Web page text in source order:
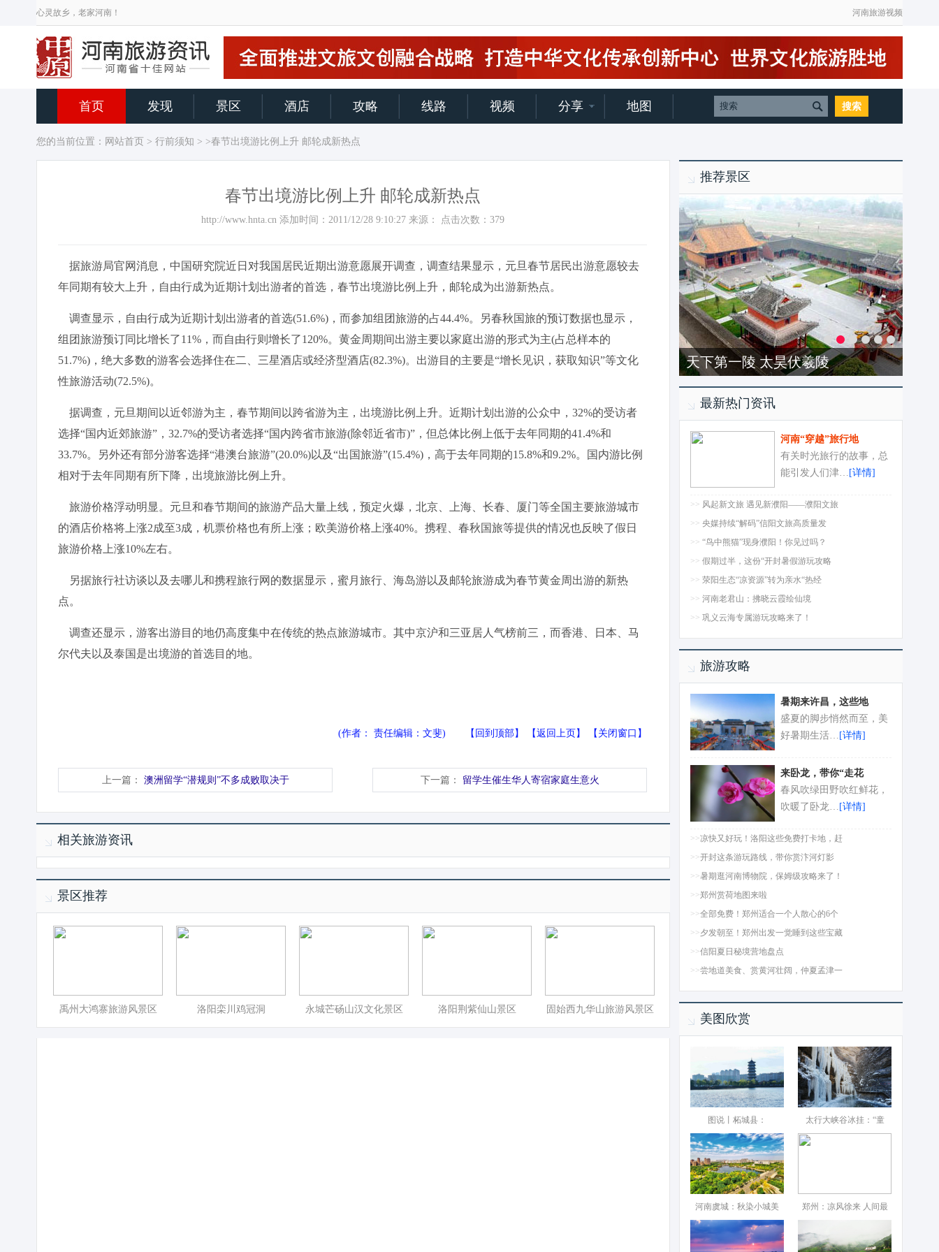
心灵故乡，老家河南！ 河南旅游视频
首页 发现 景区 酒店 攻略 线路 视频 分享 地图
您的当前位置： 网站首页 > 行前须知 > >春节出境游比例上升 邮轮成新热点
春节出境游比例上升 邮轮成新热点
http://www.hnta.cn 添加时间：2011/12/28 9:10:27 来源： 点击次数： 379
据旅游局官网消息，中国研究院近日对我国居民近期出游意愿展开调查，调查结果显示，元旦春节居民出游意愿较去
年同期有较大上升，自由行成为近期计划出游者的首选，春节出境游比例上升，邮轮成为出游新热点。
调查显示，自由行成为近期计划出游者的首选(51.6%)，而参加组团旅游的占44.4%。另春秋国旅的预订数据也显示，
组团旅游预订同比增长了11%，而自由行则增长了120%。黄金周期间出游主要以家庭出游的形式为主(占总样本的
51.7%)，绝大多数的游客会选择住在二、三星酒店或经济型酒店(82.3%)。出游目的主要是“增长见识，获取知识”等文化
性旅游活动(72.5%)。
据调查，元旦期间以近邻游为主，春节期间以跨省游为主，出境游比例上升。近期计划出游的公众中，32%的受访者
选择“国内近郊旅游”，32.7%的受访者选择“国内跨省市旅游(除邻近省市)”，但总体比例上低于去年同期的41.4%和
33.7%。另外还有部分游客选择“港澳台旅游”(20.0%)以及“出国旅游”(15.4%)，高于去年同期的15.8%和9.2%。国内游比例
相对于去年同期有所下降，出境旅游比例上升。
旅游价格浮动明显。元旦和春节期间的旅游产品大量上线，预定火爆，北京、上海、长春、厦门等全国主要旅游城市
的酒店价格将上涨2成至3成，机票价格也有所上涨；欧美游价格上涨40%。携程、春秋国旅等提供的情况也反映了假日
旅游价格上涨10%左右。
另据旅行社访谈以及去哪儿和携程旅行网的数据显示，蜜月旅行、海岛游以及邮轮旅游成为春节黄金周出游的新热
点。
调查还显示，游客出游目的地仍高度集中在传统的热点旅游城市。其中京沪和三亚居人气榜前三，而香港、日本、马
尔代夫以及泰国是出境游的首选目的地。
(作者： 责任编辑：文斐) 【 回到顶部】 【返回上页 】 【 关闭窗口 】
上一篇： 澳洲留学“潜规则”不多成败取决于 下一篇： 留学生催生华人寄宿家庭生意火
相关旅游资讯
景区推荐
禹州大鸿寨旅游风景区 洛阳栾川鸡冠洞 永城芒砀山汉文化景区 洛阳荆紫仙山景区 固始西九华山旅游风景区
推荐景区
天下第一陵 太昊伏羲陵
最新热门资讯
河南“穿越”旅行地
有关时光旅行的故事，总
能引发人们津… [详情]
>> 风起新文旅 遇见新濮阳——濮阳文旅
>> 央媒持续“解码”信阳文旅高质量发
>> “鸟中熊猫”现身濮阳！你见过吗？
>> 假期过半，这份“开封暑假游玩攻略
>> 荥阳生态“凉资源”转为亲水“热经
>> 河南老君山：拂晓云霞绘仙境
>> 巩义云海专属游玩攻略来了！
旅游攻略
暑期来许昌，这些地
盛夏的脚步悄然而至，美
好暑期生活… [详情]
来卧龙，带你“走花
春风吹绿田野吹红鲜花，
吹暖了卧龙… [详情]
>>凉快又好玩！洛阳这些免费打卡地，赶
>>开封这条游玩路线，带你赏汴河灯影
>>暑期逛河南博物院，保姆级攻略来了！
>>郑州赏荷地图来啦
>>全部免费！郑州适合一个人散心的6个
>>夕发朝至！郑州出发一觉睡到这些宝藏
>>信阳夏日秘境营地盘点
>>尝地道美食、赏黄河壮阔，仲夏孟津一
美图欣赏
图说丨柘城县：‌ 太行大峡谷冰挂：“童
河南虞城：秋染小城美 郑州：凉风徐来 人间最